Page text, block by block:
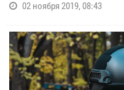
02 ноября 2019, 08:43